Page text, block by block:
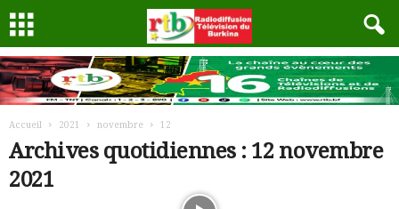
Accueil 2021 novembre 12
Archives quotidiennes : 12 novembre
2021